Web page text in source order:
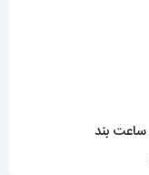
ساعت بند